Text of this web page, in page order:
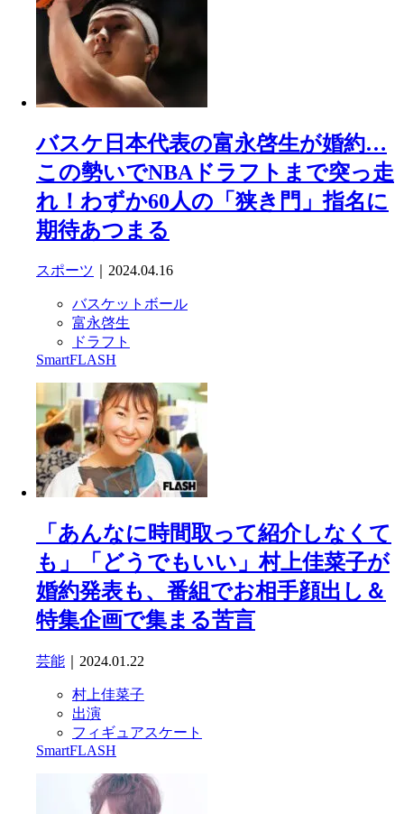
バスケ日本代表の富永啓生が婚約…
この勢いでNBAドラフトまで突っ走
れ！わずか60人の「狭き門」指名に
期待あつまる
スポーツ ｜2024.04.16
バスケットボール
富永啓生
ドラフト
SmartFLASH
「あんなに時間取って紹介しなくて
も」「どうでもいい」村上佳菜子が
婚約発表も、番組でお相手顔出し＆
特集企画で集まる苦言
芸能 ｜2024.01.22
村上佳菜子
出演
フィギュアスケート
SmartFLASH